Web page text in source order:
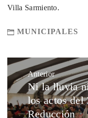
Villa Sarmiento.
MUNICIPALES
Anterior
Ni la lluvia
los actos del
Reducción